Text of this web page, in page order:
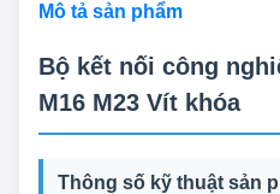
Mô tả sản phẩm
Bộ kết nối công
M16 M23 Vít khóa
Thông số kỹ thuật sản